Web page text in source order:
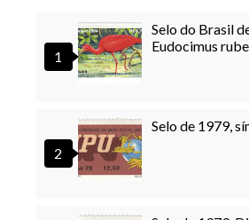
Selo do Brasil
Eudocimus
Selo de 1979,